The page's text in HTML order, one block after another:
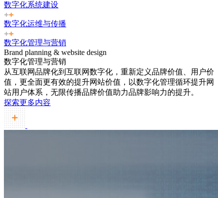
数字化系统建设
数字化运维与传播
数字化管理与营销
Brand planning & website design
数字化管理与营销
从互联网品牌化到互联网数字化，重新定义品牌价值、用户价
值，更全面更有效的提升网站价值，以数字化管理循环提升网
站用户体系，无限传播品牌价值助力品牌影响力的提升。
探索更多内容